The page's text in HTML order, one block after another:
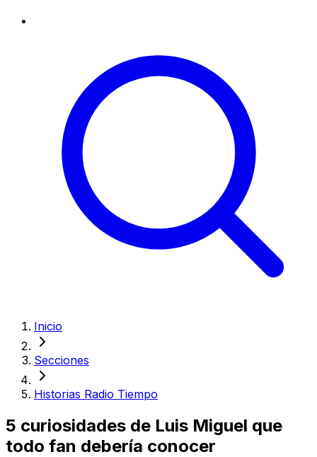
Inicio
Secciones
Historias Radio Tiempo
5 curiosidades de Luis Miguel que
todo fan debería conocer